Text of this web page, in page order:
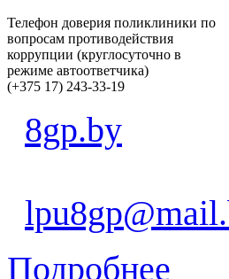
Телефон доверия поликлиники по
вопросам противодействия
коррупции (круглосуточно в
режиме автоответчика)
(+375 17) 243-33-19
8gp.by
Подробнее